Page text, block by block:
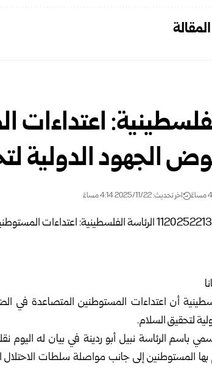
الجهود الدولية
اخر تحديث: 2025/11/22 4:14 مساءً
أن اعتداءات المستوطنين المتصاعدة في
لتحقيق السلام.
باسم الرئاسة نبيل أبو ردينة في بيان له اليوم
المستوطنين إلى جانب مواصلة سلطات الاحتلال